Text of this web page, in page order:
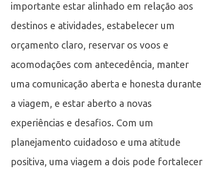
importante estar alinhado em relação aos
destinos e atividades, estabelecer um
orçamento claro, reservar os voos e
acomodações com antecedência, manter
uma comunicação aberta e honesta durante
a viagem, e estar aberto a novas
experiências e desafios. Com um
planejamento cuidadoso e uma atitude
positiva, uma viagem a dois pode fortalecer